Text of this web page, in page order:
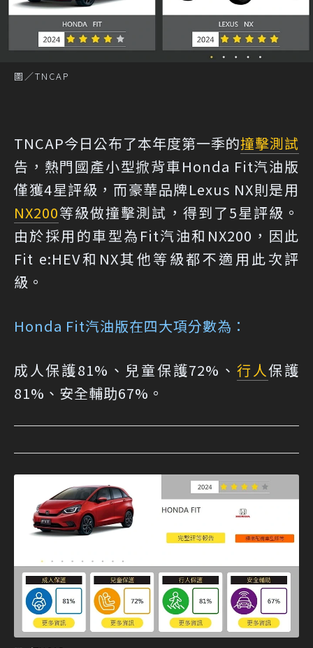
圖／TNCAP
TNCAP今日公布了本年度第一季的撞擊測試
告，熱門國產小型掀背車Honda Fit汽油版
僅獲4星評級，而豪華品牌Lexus NX則是用
NX200等級做撞擊測試，得到了5星評級。
由於採用的車型為Fit汽油和NX200，因此
Fit e:HEV和NX其他等級都不適用此次評
級。
Honda Fit汽油版在四大項分數為：
成人保護81%、兒童保護72%、 行人保護
81%、安全輔助67%。